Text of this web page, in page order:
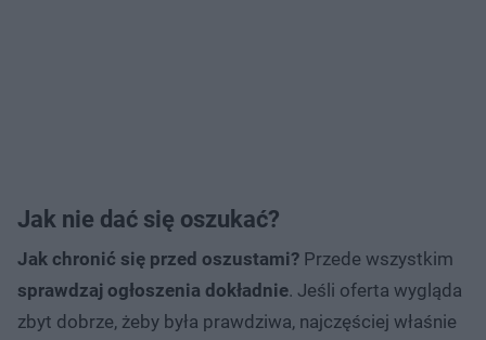
Jak nie dać się oszukać?
Jak chronić się przed oszustami? Przede wszystkim
sprawdzaj ogłoszenia dokładnie. Jeśli oferta wygląda
zbyt dobrze, żeby była prawdziwa, najczęściej właśnie